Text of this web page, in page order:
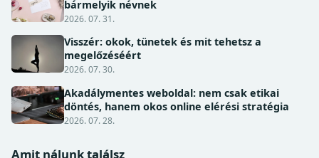
bármelyik névnek
2026. 07. 31.
Visszér: okok, tünetek és mit tehetsz a
megelőzéséért
2026. 07. 30.
Akadálymentes weboldal: nem csak etikai
döntés, hanem okos online elérési stratégia
2026. 07. 28.
Amit nálunk találsz